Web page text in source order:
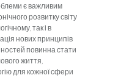
є важливим
розвитку світу
так і в
нових принципів
повинна стати
життя,
для кожної сфери